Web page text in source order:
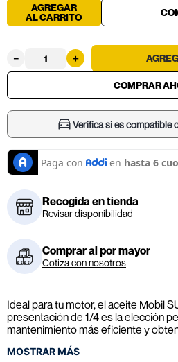
AGREGAR
AL CARRITO
＋
－
Verifica si es compatible
Recogida en tienda
Revisar disponibilidad
Comprar al por mayor
Cotiza con nosotros
Ideal para tu motor, el aceite Mobil
presentación de 1/4 es la elección
mantenimiento más eficiente y
confiable. ¡Haz tu compra ahora y
de cambio de aceite (No incluye
MOSTRAR MÁS